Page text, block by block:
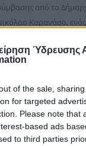
Ύδρευσης
of the sale,
for targeted
Please note
based ads
to third parties
από το
Καρανάσο, ενός
«Αποκατάσταση ζημιών
Το έργο εντάχθηκε
στο
καταστροφών
την ολοκλήρωση
να